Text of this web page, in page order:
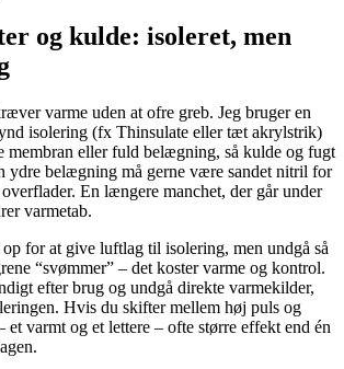
og kulde: isoleret, men
varme uden at ofre greb. Jeg bruger en
isolering (fx Thinsulate eller tæt akrylstrik)
membran eller fuld belægning, så kulde og fugt
ydre belægning må gerne være sandet nitril for
En længere manchet, der går under
varmetab.
for at give luftlag til isolering, men undgå så
“svømmer” – det koster varme og kontrol.
efter brug og undgå direkte varmekilder,
Hvis du skifter mellem høj puls og
et varmt og et lettere – ofte større effekt end én